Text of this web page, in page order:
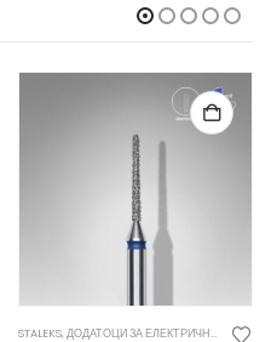
STALEKS,ДОДАТОЦИ ЗА ЕЛЕКТРИЧНА МАШИНКА